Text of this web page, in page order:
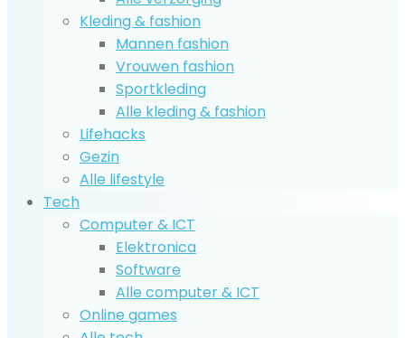
Kleding & fashion
Mannen fashion
Vrouwen fashion
Sportkleding
Alle kleding & fashion
Lifehacks
Gezin
Alle lifestyle
Tech
Computer & ICT
Elektronica
Software
Alle computer & ICT
Online games